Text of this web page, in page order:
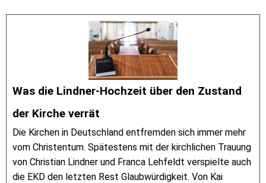
Was die Lindner-Hochzeit über den Zustand
der Kirche verrät
Die Kirchen in Deutschland entfremden sich immer mehr
vom Christentum. Spätestens mit der kirchlichen Trauung
von Christian Lindner und Franca Lehfeldt verspielte auch
die EKD den letzten Rest Glaubwürdigkeit. Von Kai